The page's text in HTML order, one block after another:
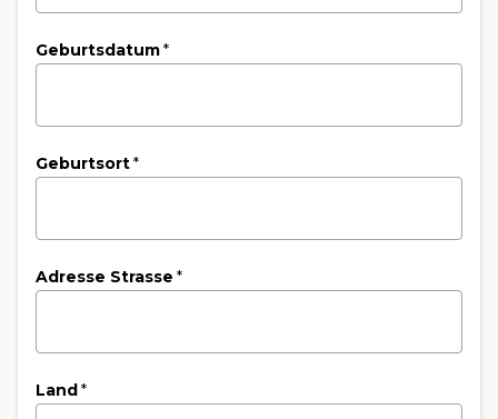
Geburtsdatum*
Geburtsort*
Adresse Strasse *
Land *